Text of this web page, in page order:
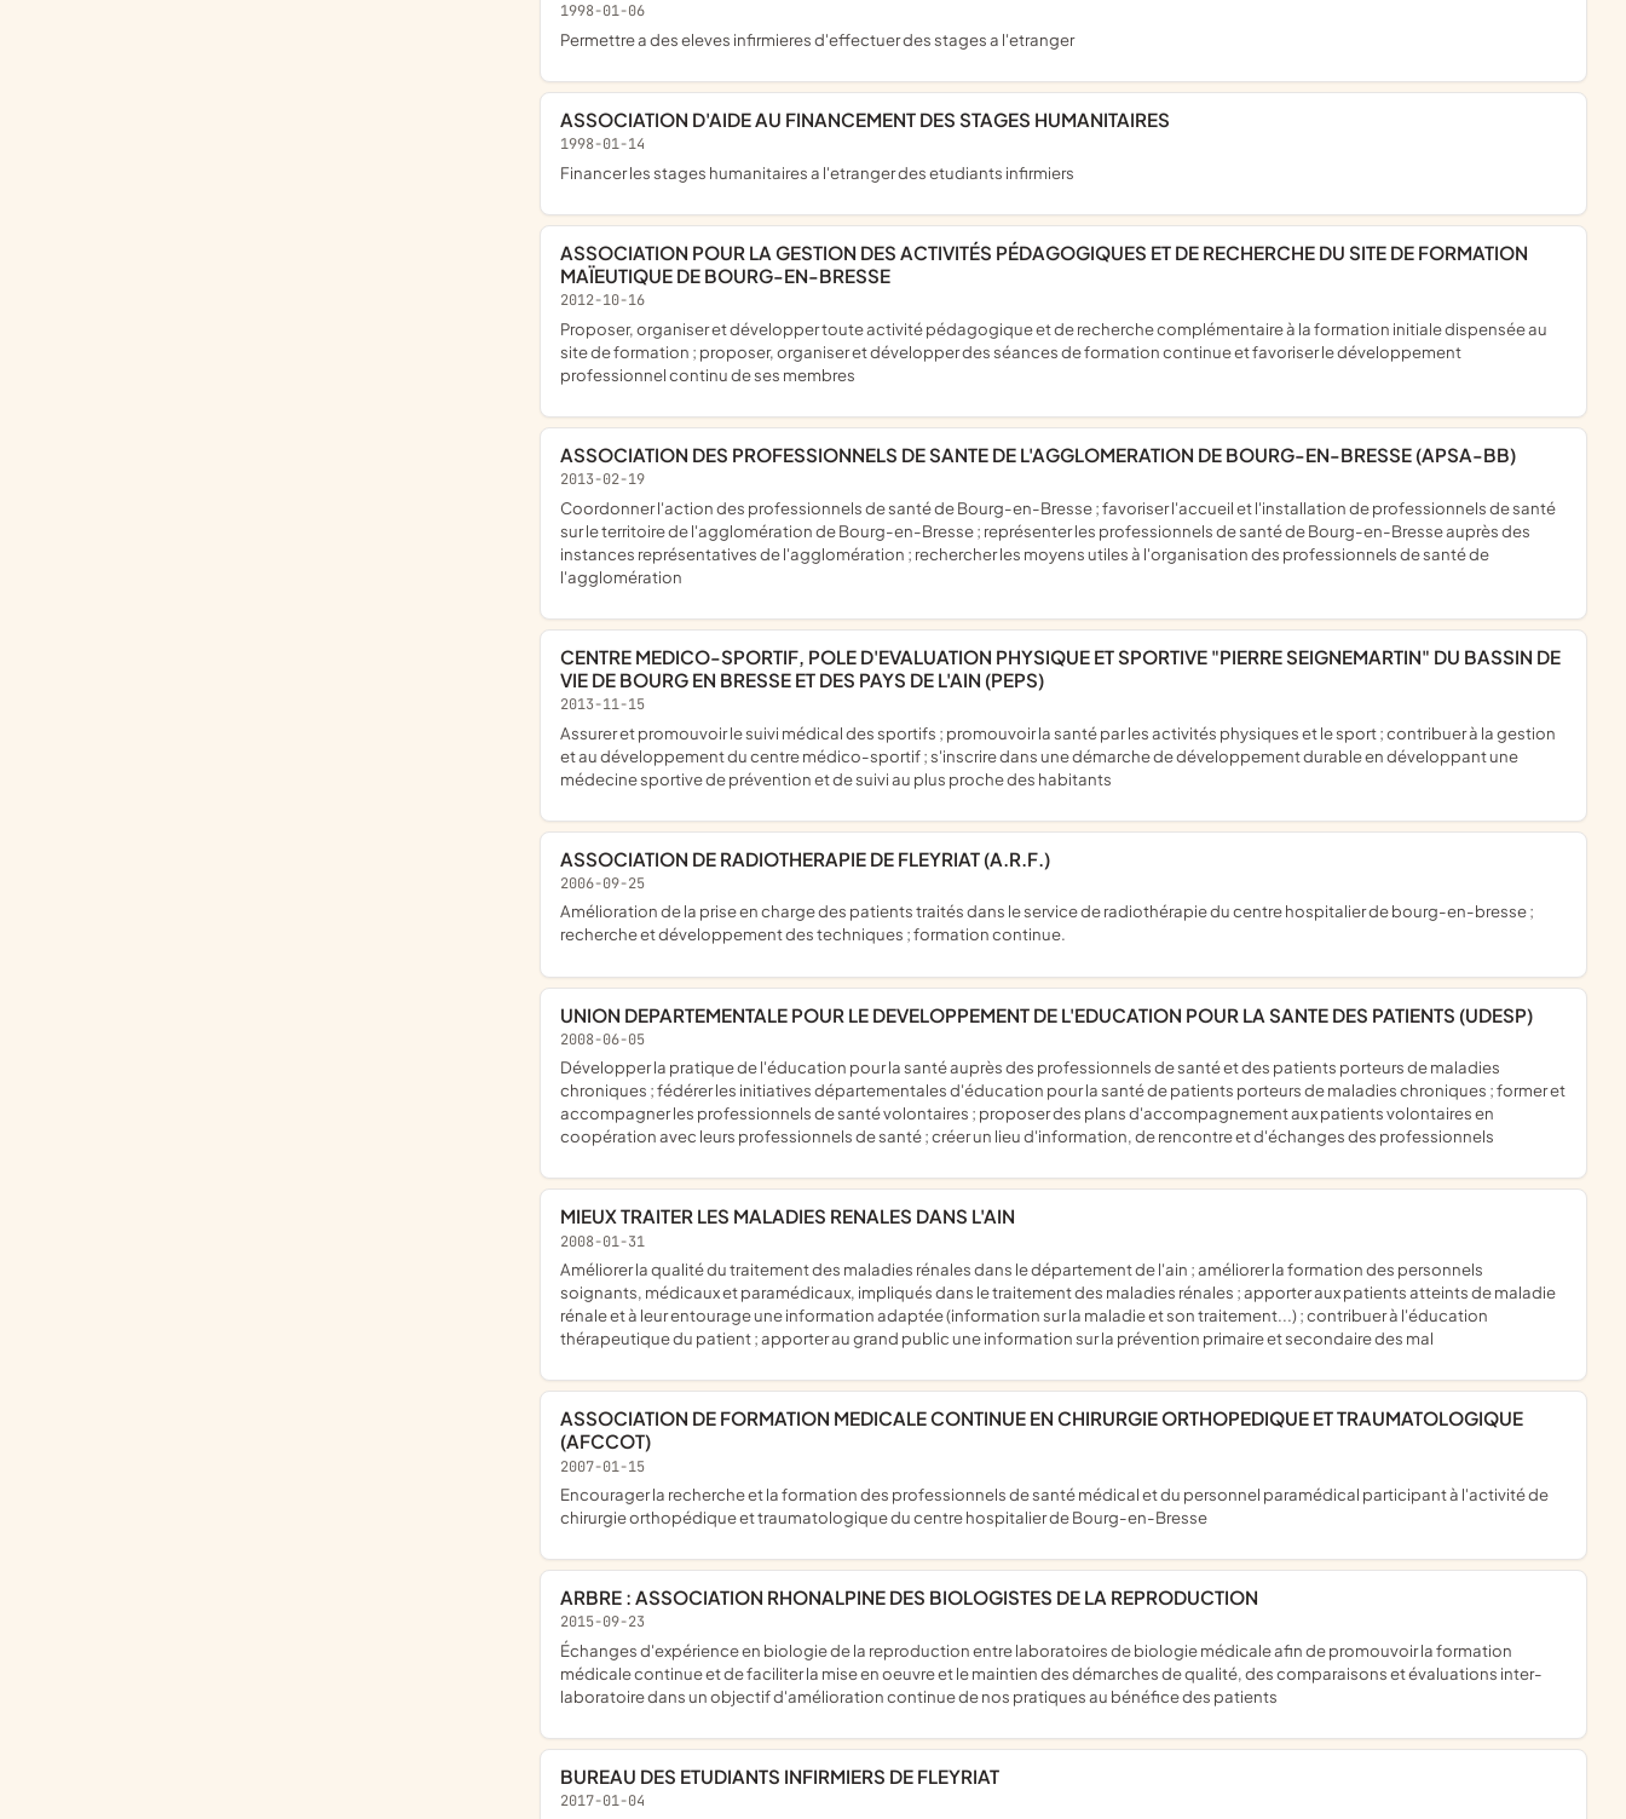
1998-01-06
permettre a des eleves infirmieres d'effectuer des stages a l'etranger
ASSOCIATION D'AIDE AU FINANCEMENT DES STAGES HUMANITAIRES
1998-01-14
financer les stages humanitaires a l'etranger des etudiants infirmiers
ASSOCIATION POUR LA GESTION DES ACTIVITÉS PÉDAGOGIQUES ET DE RECHERCHE DU SITE DE FORMATION
MAÏEUTIQUE DE BOURG-EN-BRESSE
2012-10-16
proposer, organiser et développer toute activité pédagogique et de recherche complémentaire à la formation initiale dispensée au
site de formation ; proposer, organiser et développer des séances de formation continue et favoriser le développement
professionnel continu de ses membres
ASSOCIATION DES PROFESSIONNELS DE SANTE DE L'AGGLOMERATION DE BOURG-EN-BRESSE (APSA-BB)
2013-02-19
coordonner l'action des professionnels de santé de Bourg-en-Bresse ; favoriser l'accueil et l'installation de professionnels de santé
sur le territoire de l'agglomération de Bourg-en-Bresse ; représenter les professionnels de santé de Bourg-en-Bresse auprès des
instances représentatives de l'agglomération ; rechercher les moyens utiles à l'organisation des professionnels de santé de
l'agglomération
CENTRE MEDICO-SPORTIF, POLE D'EVALUATION PHYSIQUE ET SPORTIVE "PIERRE SEIGNEMARTIN" DU BASSIN DE
VIE DE BOURG EN BRESSE ET DES PAYS DE L'AIN (PEPS)
2013-11-15
assurer et promouvoir le suivi médical des sportifs ; promouvoir la santé par les activités physiques et le sport ; contribuer à la gestion
et au développement du centre médico-sportif ; s'inscrire dans une démarche de développement durable en développant une
médecine sportive de prévention et de suivi au plus proche des habitants
ASSOCIATION DE RADIOTHERAPIE DE FLEYRIAT (A.R.F.)
2006-09-25
amélioration de la prise en charge des patients traités dans le service de radiothérapie du centre hospitalier de bourg-en-bresse ;
recherche et développement des techniques ; formation continue.
UNION DEPARTEMENTALE POUR LE DEVELOPPEMENT DE L'EDUCATION POUR LA SANTE DES PATIENTS (UDESP)
2008-06-05
développer la pratique de l'éducation pour la santé auprès des professionnels de santé et des patients porteurs de maladies
chroniques ; fédérer les initiatives départementales d'éducation pour la santé de patients porteurs de maladies chroniques ; former et
accompagner les professionnels de santé volontaires ; proposer des plans d'accompagnement aux patients volontaires en
coopération avec leurs professionnels de santé ; créer un lieu d'information, de rencontre et d'échanges des professionnels
MIEUX TRAITER LES MALADIES RENALES DANS L'AIN
2008-01-31
améliorer la qualité du traitement des maladies rénales dans le département de l'ain ; améliorer la formation des personnels
soignants, médicaux et paramédicaux, impliqués dans le traitement des maladies rénales ; apporter aux patients atteints de maladie
rénale et à leur entourage une information adaptée (information sur la maladie et son traitement...) ; contribuer à l'éducation
thérapeutique du patient ; apporter au grand public une information sur la prévention primaire et secondaire des mal
ASSOCIATION DE FORMATION MEDICALE CONTINUE EN CHIRURGIE ORTHOPEDIQUE ET TRAUMATOLOGIQUE
(AFCCOT)
2007-01-15
encourager la recherche et la formation des professionnels de santé médical et du personnel paramédical participant à l'activité de
chirurgie orthopédique et traumatologique du centre hospitalier de Bourg-en-Bresse
ARBRE : ASSOCIATION RHONALPINE DES BIOLOGISTES DE LA REPRODUCTION
2015-09-23
échanges d'expérience en biologie de la reproduction entre laboratoires de biologie médicale afin de promouvoir la formation
médicale continue et de faciliter la mise en oeuvre et le maintien des démarches de qualité, des comparaisons et évaluations inter-
laboratoire dans un objectif d'amélioration continue de nos pratiques au bénéfice des patients
BUREAU DES ETUDIANTS INFIRMIERS DE FLEYRIAT
2017-01-04